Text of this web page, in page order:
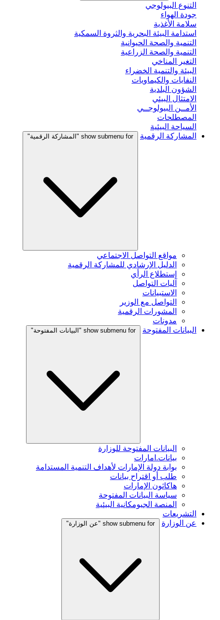
التنوع البيولوجي
جودة الهواء
سلامة الأغذية
استدامة البيئة البحرية والثروة السمكية
التنمية والصحة الحيوانية
التنمية والصحة الزراعية
التغير المناخي
البيئة والتنمية الخضراء
النفايات والكيماويات
الشؤون البلدية
الامتثال البيئي
الأمــن البيولوجــي
المصطلحات
السياحة البيئية
المشاركة الرقمية
show submenu for "المشاركة الرقمية"
مواقع التواصل الاجتماعي
الدليل الإرشادي للمشاركة الرقمية
إستطلاع الرأي
آليات التواصل
الاستبيانات
التواصل مع الوزير
المشورات الرقمية
مدونات
البيانات المفتوحة
show submenu for "البيانات المفتوحة"
البيانات المفتوحة للوزارة
بيانات.امارات
بوابة دولة الإمارات لأهداف التنمية المستدامة
طلب أو اقتراح بيانات
هاكاثون الإمارات
سياسة البيانات المفتوحة
المنصة الجيومكانية البيئية
التشريعات
عن الوزارة
show submenu for "عن الوزارة"